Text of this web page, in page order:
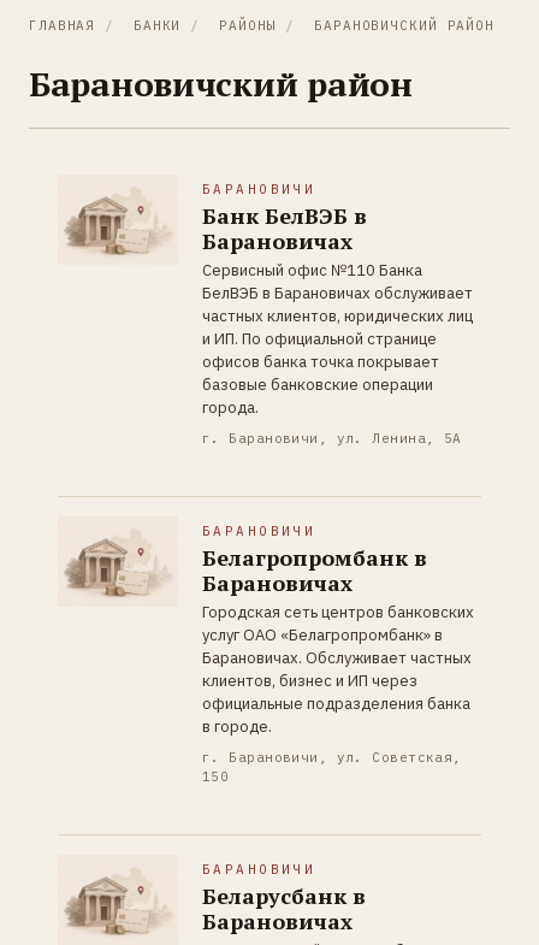
ГЛАВНАЯ / БАНКИ / РАЙОНЫ / БАРАНОВИЧСКИЙ РАЙОН
Барановичский район
БАРАНОВИЧИ
Банк БелВЭБ в
Барановичах
Сервисный офис №110 Банка
БелВЭБ в Барановичах обслуживает
частных клиентов, юридических лиц
и ИП. По официальной странице
офисов банка точка покрывает
базовые банковские операции
города.
г. Барановичи, ул. Ленина, 5А
БАРАНОВИЧИ
Белагропромбанк в
Барановичах
Городская сеть центров банковских
услуг ОАО «Белагропромбанк» в
Барановичах. Обслуживает частных
клиентов, бизнес и ИП через
официальные подразделения банка
в городе.
г. Барановичи, ул. Советская,
150
БАРАНОВИЧИ
Беларусбанк в
Барановичах